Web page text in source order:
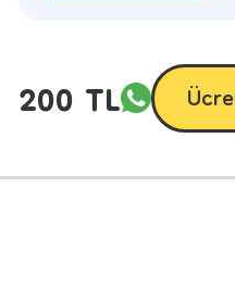
200 TL